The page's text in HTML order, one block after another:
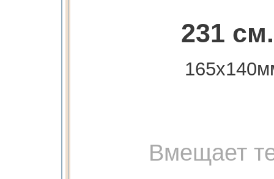
231 см.
Вмещает